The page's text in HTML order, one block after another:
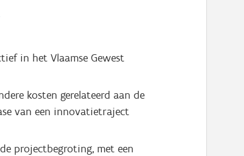
in het Vlaamse Gewest
kosten gerelateerd aan de
van een innovatietraject
projectbegroting, met een